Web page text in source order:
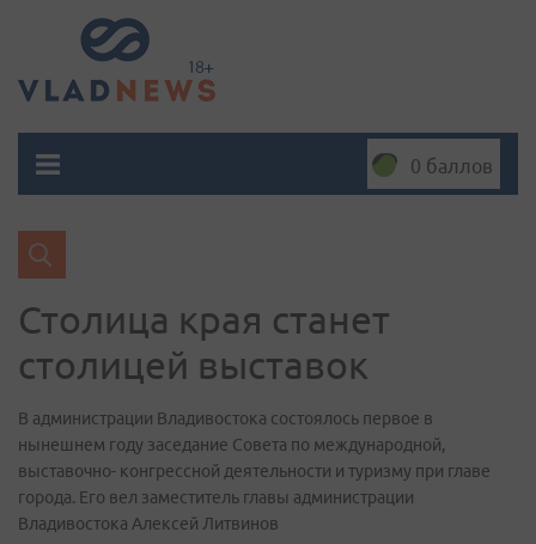
0 баллов
Столица края станет
столицей выставок
В администрации Владивостока состоялось первое в
нынешнем году заседание Совета по международной,
выставочно- конгрессной деятельности и туризму при главе
города. Его вел заместитель главы администрации
Владивостока Алексей Литвинов